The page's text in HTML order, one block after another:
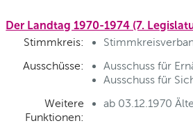
Der Landtag 1970-1974 (7.
Stimmkreis:
Ausschüsse:
Ausschuss für
Ausschuss für
Weitere
Funktionen:
ab 03.12.1970